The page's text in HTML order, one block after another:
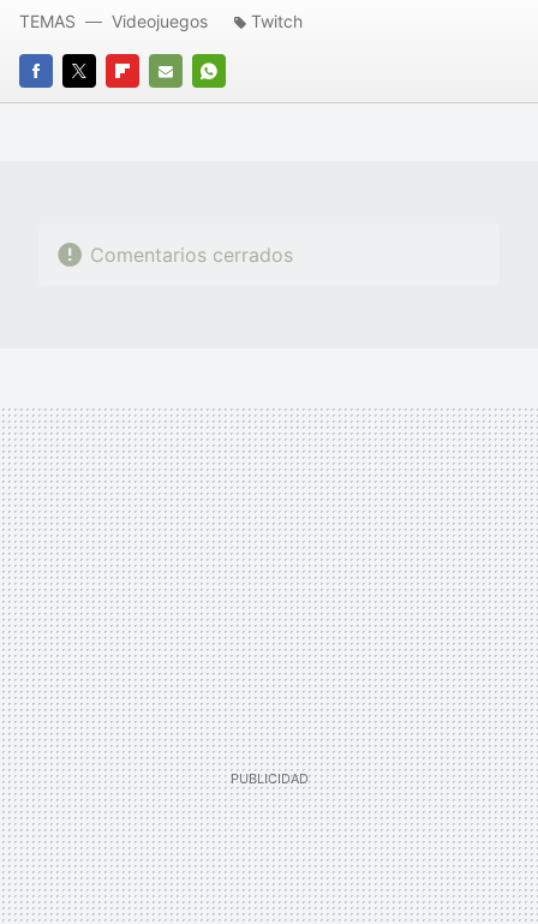
FACEBOOK
TWITTERFLIPBOARD
E-
WHATSAPP
TEMAS Videojuegos Twitch
Comentarios cerrados